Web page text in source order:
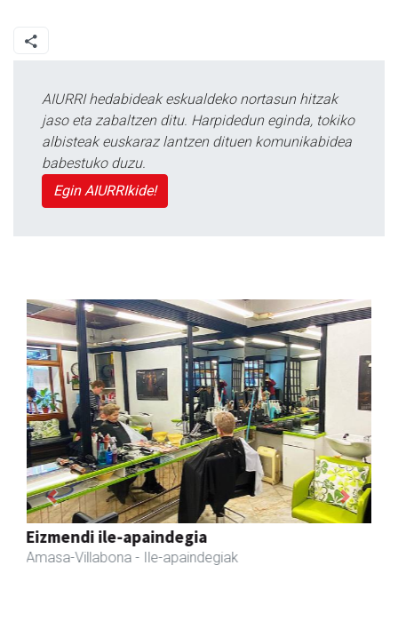
AIURRI hedabideak eskualdeko nortasun hitzak
jaso eta zabaltzen ditu. Harpidedun eginda, tokiko
albisteak euskaraz lantzen dituen komunikabidea
babestuko duzu.
Egin AIURRIkide!
Erniobea BHI
Amasa-Villabona - Hezkuntza
Previous Next